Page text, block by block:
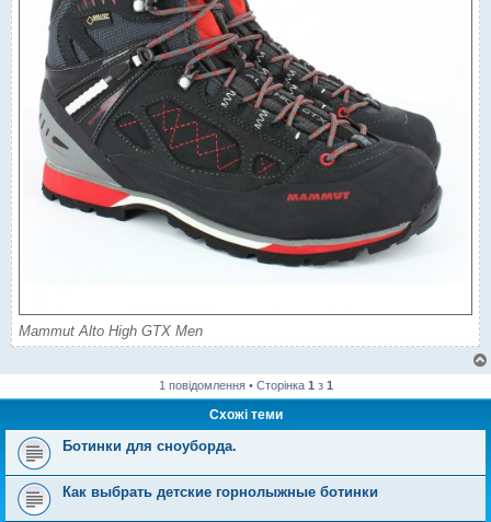
Mammut Alto High GTX Men
1 повідомлення • Сторінка 1 з 1
Схожі теми
Ботинки для сноуборда.
Как выбрать детские горнолыжные ботинки